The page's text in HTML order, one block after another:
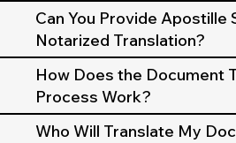
Can You Provide Apostille
Notarized Translation?
How Does the Document
Process Work?
Who Will Translate My